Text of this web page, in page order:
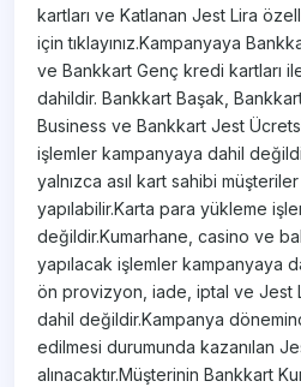
kartları ve Katlanan Jest Lira
için tıklayınız.Kampanyaya
ve Bankkart Genç kredi kartları
dahildir. Bankkart Başak,
Business ve Bankkart Jest
işlemler kampanyaya dahil
yalnızca asıl kart sahibi
yapılabilir.Karta para yükleme
değildir.Kumarhane, casino ve
yapılacak işlemler kampanyaya
ön provizyon, iade, iptal ve Jest
dahil değildir.Kampanya
edilmesi durumunda kazanılan
alınacaktır.Müşterinin Bankkart